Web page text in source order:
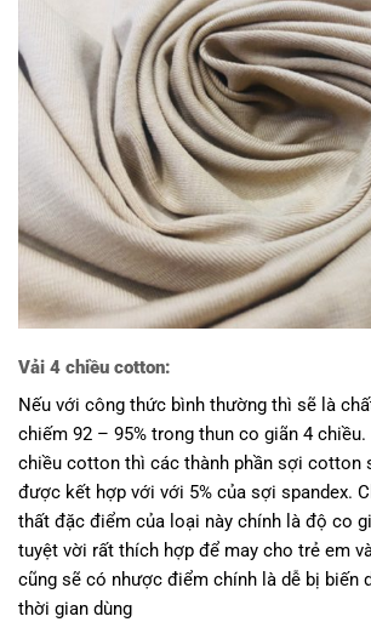
Vải 4 chiều cotton:
Nếu với công thức bình thường thì sẽ là
chiếm 92 – 95% trong thun co giãn 4
chiều cotton thì các thành phần sợi cotton
được kết hợp với với 5% của sợi spandex.
thất đặc điểm của loại này chính là độ co
tuyệt vời rất thích hợp để may cho trẻ em
cũng sẽ có nhược điểm chính là dễ bị biến
thời gian dùng